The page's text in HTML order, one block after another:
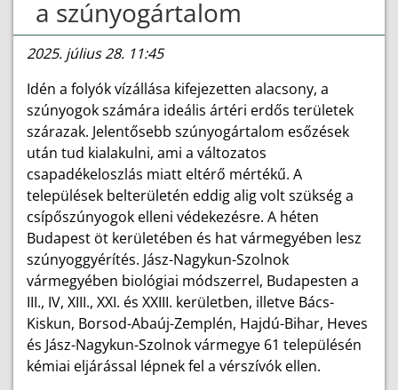
a szúnyogártalom
2025. július 28. 11:45
Idén a folyók vízállása kifejezetten alacsony, a
szúnyogok számára ideális ártéri erdős területek
szárazak. Jelentősebb szúnyogártalom esőzések
után tud kialakulni, ami a változatos
csapadékeloszlás miatt eltérő mértékű. A
települések belterületén eddig alig volt szükség a
csípőszúnyogok elleni védekezésre. A héten
Budapest öt kerületében és hat vármegyében lesz
szúnyoggyérítés. Jász-Nagykun-Szolnok
vármegyében biológiai módszerrel, Budapesten a
III., IV, XIII., XXI. és XXIII. kerületben, illetve Bács-
Kiskun, Borsod-Abaúj-Zemplén, Hajdú-Bihar, Heves
és Jász-Nagykun-Szolnok vármegye 61 településén
kémiai eljárással lépnek fel a vérszívók ellen.